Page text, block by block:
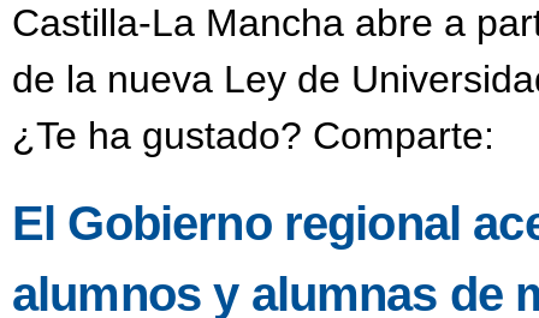
Castilla-La Mancha abre a
de la nueva Ley de
¿Te ha gustado? Comparte:
El Gobierno regional
alumnos y alumnas de